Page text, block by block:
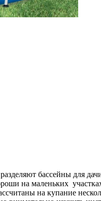
бассейны для
на маленьких
на купание